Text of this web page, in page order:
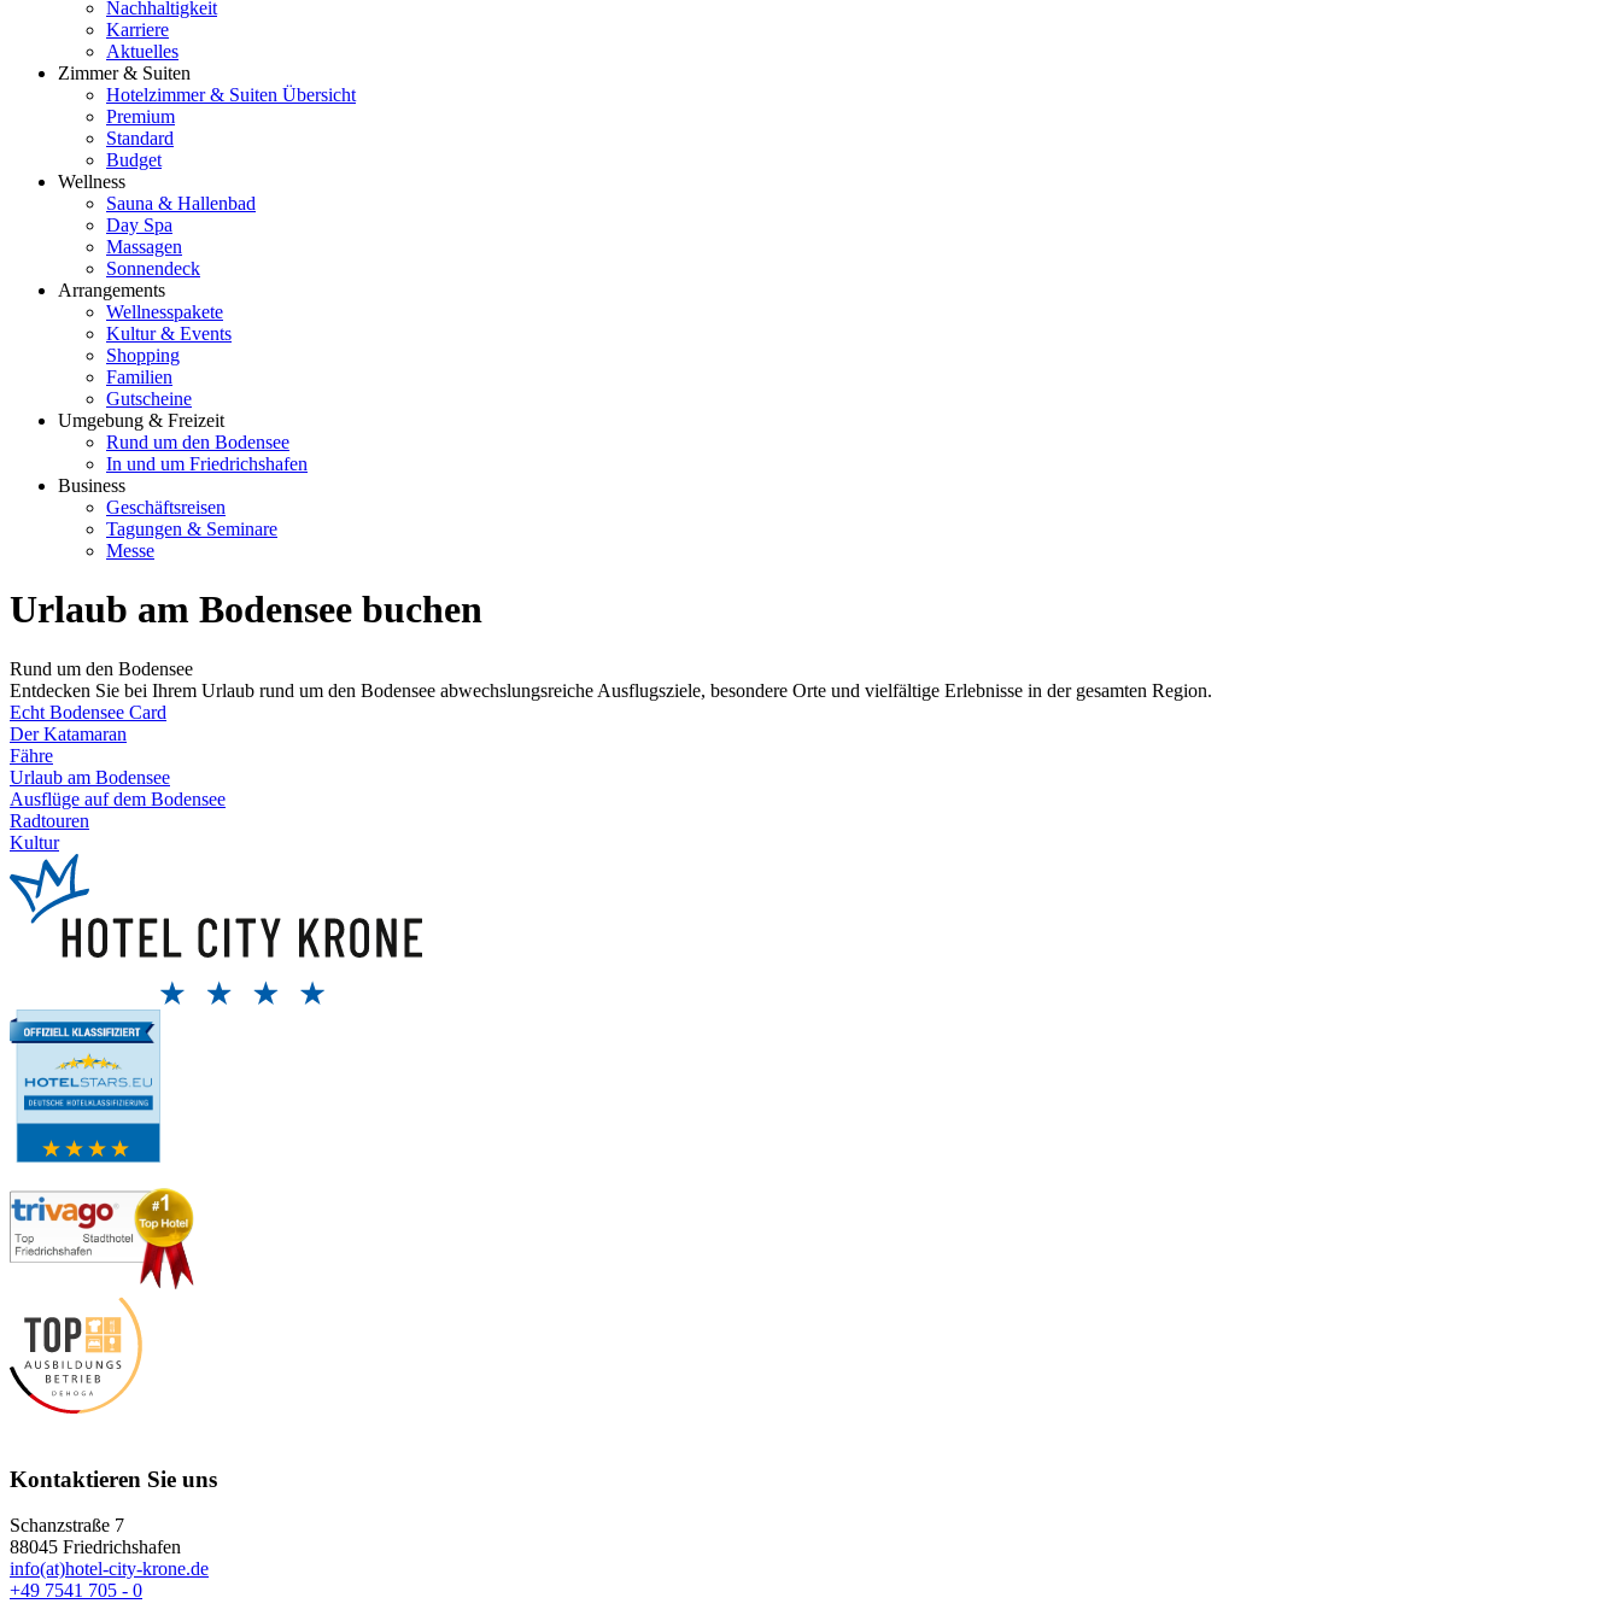
Nachhaltigkeit
Karriere
Aktuelles
Zimmer & Suiten
Hotelzimmer & Suiten Übersicht
Premium
Standard
Budget
Wellness
Sauna & Hallenbad
Day Spa
Massagen
Sonnendeck
Arrangements
Wellnesspakete
Kultur & Events
Shopping
Familien
Gutscheine
Umgebung & Freizeit
Rund um den Bodensee
In und um Friedrichshafen
Business
Geschäftsreisen
Tagungen & Seminare
Messe
Urlaub am Bodensee buchen
Rund um den Bodensee
Entdecken Sie bei Ihrem Urlaub rund um den Bodensee abwechslungsreiche Ausflugsziele, besondere Orte und vielfältige Erlebnisse in der gesamten Region.
Echt Bodensee Card
Der Katamaran
Fähre
Urlaub am Bodensee
Ausflüge auf dem Bodensee
Radtouren
Kultur
Kontaktieren Sie uns
Schanzstraße 7
88045 Friedrichshafen
info(at)hotel-city-krone.de
+49 7541 705 - 0